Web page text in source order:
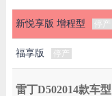
新悦享版 增程型 停产
福享版 停产
雷丁D502014款车型